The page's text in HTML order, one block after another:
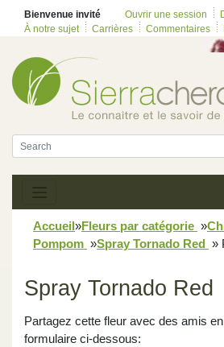
Bienvenue invité Ouvrir une session
À notre sujet
Carrières Commentaires
Accueil»Fleurs par catégorie »
Pompom »Spray Tornado Red »
Spray Tornado Red
Partagez cette fleur avec des amis
formulaire ci-dessous: